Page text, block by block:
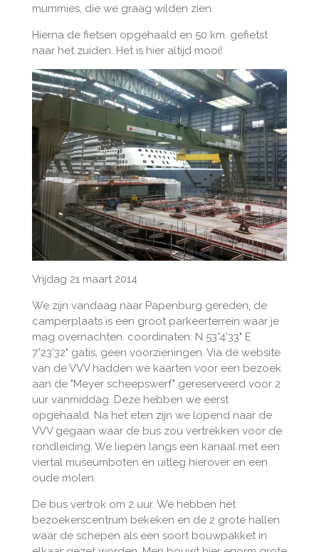
mummies, die we graag wilden zien.
Hierna de fietsen opgehaald en 50 km. gefietst
naar het zuiden. Het is hier altijd mooi!
Vrijdag 21 maart 2014
We zijn vandaag naar Papenburg gereden, de
camperplaats is een groot parkeerterrein waar je
mag overnachten. coordinaten: N 53°4'33" E
7°23'32" gatis, geen voorzieningen. Via de website
van de VVV hadden we kaarten voor een bezoek
aan de "Meyer scheepswerf" gereserveerd voor 2
uur vanmiddag. Deze hebben we eerst
opgehaald. Na het eten zijn we lopend naar de
VVV gegaan waar de bus zou vertrekken voor de
rondleiding. We liepen langs een kanaal met een
viertal museumboten en uitleg hierover en een
oude molen.
De bus vertrok om 2 uur. We hebben het
bezoekerscentrum bekeken en de 2 grote hallen
waar de schepen als een soort bouwpakket in